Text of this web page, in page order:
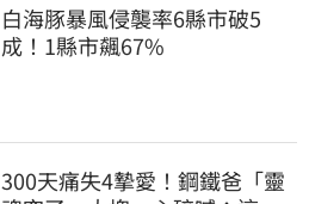
白海豚暴風侵襲率6縣市破5
成！1縣市飆67%
300天痛失4摯愛！鋼鐵爸「靈